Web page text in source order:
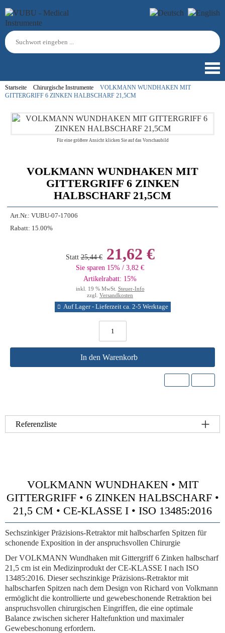
Startseite Chirurgische Instrumente
VOLKMANN WUNDHAKEN MIT
GITTERGRIFF 6 ZINKEN HALBSCHARF 21,5CM
Für eine größere Ansicht klicken Sie auf das Vorschaubild
VOLKMANN WUNDHAKEN MIT
GITTERGRIFF 6 ZINKEN
HALBSCHARF 21,5CM
Art.Nr.: VUBU-07-17006
Rabatt: 15.00%
Statt 25,44 €21,62 €
Sie sparen 15% / 3,82 €
Artikelrabatt: 15%
inkl. 19 % MwSt. Steuer-Info
zzgl. Versandkosten
Auf Lager - Lieferzeit ca. 2-5 Werktage
In den Warenkorb
Referenzliste
VOLKMANN WUNDHAKEN • MIT
GITTERGRIFF • 6 ZINKEN HALBSCHARF •
21,5 CM • CE-KLASSE I • ISO 13485:2016
Sechszinkiger Präzisions-Retraktor mit halbscharfen Spitzen für
schonende Exposition in der anspruchsvollen Chirurgie
Der VOLKMANN Wundhaken mit Gittergriff 6 Zinken halbscharf
21,5 cm ist ein Medizinprodukt der CE-KLASSE I nach ISO
13485:2016. Dieser sechszinkige Präzisions-Retraktor mit
halbscharfen Spitzen nach dem Design von Richard von Volkmann
ermöglicht die kontrollierte und gewebeschonende Retraktion bei
anspruchsvollen chirurgischen Eingriffen, die eine optimale
Balance zwischen sicherer Haltefunktion und maximaler
Gewebeschonung erfordern.